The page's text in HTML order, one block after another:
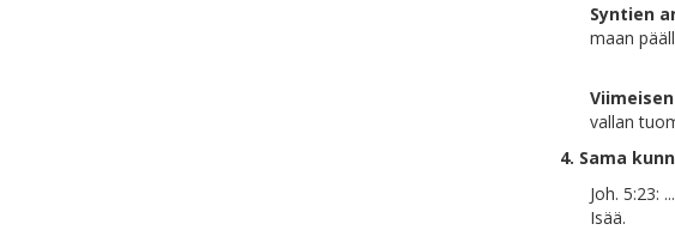
Syntien
maan
vallan
4. Sama
Joh. 5:23:
Isää.